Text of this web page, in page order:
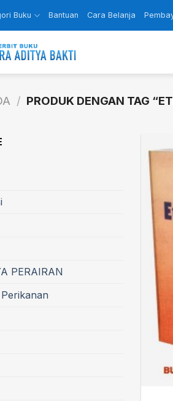
Buku Bantuan Cara Belanja
/ PRODUK DENGAN TAG
PERAIRAN